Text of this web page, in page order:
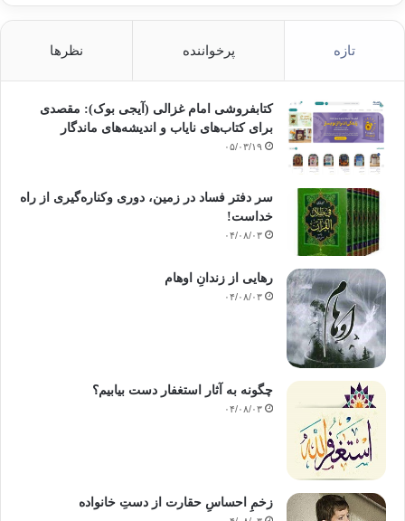
تازه پرخواننده نظرها
کتابفروشی امام غزالی (آیجی بوک): مقصدی
برای کتاب‌های نایاب و اندیشه‌های ماندگار
۰۵/۰۳/۱۹
سر دفتر فساد در زمین‌، دوری وکناره‌گیری از راه
خداست‌!
۰۴/۰۸/۰۳
رهایی از زندانِ اوهام
۰۴/۰۸/۰۳
چگونه به آثار استغفار دست بیابیم؟
۰۴/۰۸/۰۳
زخمِ احساسِ حقارت از دستِ خانواده